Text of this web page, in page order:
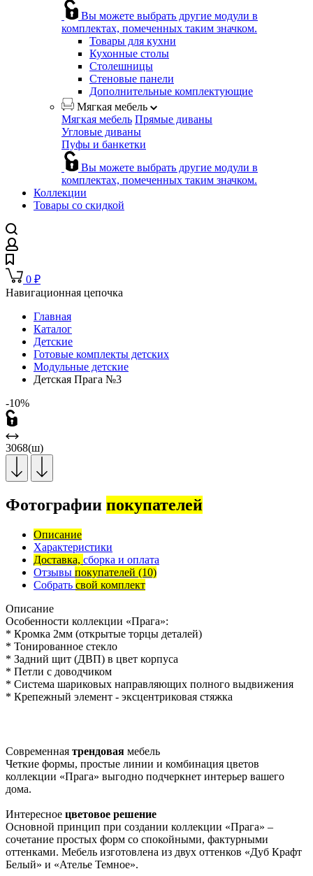
Вы можете выбрать другие модули в
комплектах, помеченных таким значком.
Товары для кухни
Кухонные столы
Столешницы
Стеновые панели
Дополнительные комплектующие
Мягкая мебель
Мягкая мебель Прямые диваны
Угловые диваны
Пуфы и банкетки
Вы можете выбрать другие модули в
комплектах, помеченных таким значком.
Коллекции
Товары со скидкой
0 ₽
Навигационная цепочка
Главная
Каталог
Детские
Готовые комплекты детских
Модульные детские
Детская Прага №3
-10%
3068(ш)
Фотографии покупателей
Описание
Характеристики
Доставка, сборка и оплата
Отзывы покупателей (10)
Собрать свой комплект
Описание
Особенности коллекции «Прага»:
* Кромка 2мм (открытые торцы деталей)
* Тонированное стекло
* Задний щит (ДВП) в цвет корпуса
* Петли с доводчиком
* Система шариковых направляющих полного выдвижения
* Крепежный элемент - эксцентриковая стяжка
Современная трендовая мебель
Четкие формы, простые линии и комбинация цветов
коллекции «Прага» выгодно подчеркнет интерьер вашего
дома.
Интересное цветовое решение
Основной принцип при создании коллекции «Прага» –
сочетание простых форм со спокойными, фактурными
оттенками. Мебель изготовлена из двух оттенков «Дуб Крафт
Белый» и «Ателье Темное».